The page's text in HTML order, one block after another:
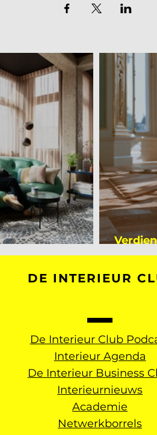
Mark Mutsaers
dan
DE INTERIEUR
De Interieur Club
Interieur Agenda
De Interieur Business
Interieurnieuws
Academie
Netwerkborrels